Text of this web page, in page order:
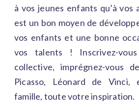
à vos jeunes enfants qu’à vos
est un bon moyen de
vos enfants et une bonne
vos talents ! Inscrivez-
collective, imprégnez-vous
Picasso, Léonard de Vinci,
famille, toute votre inspiration.